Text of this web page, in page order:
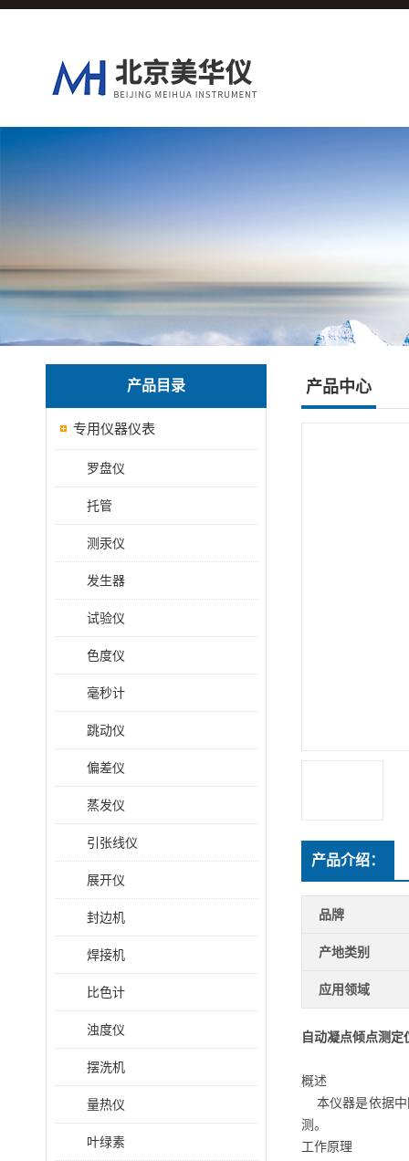
产品目录
专用仪器仪表
罗盘仪
托管
测汞仪
发生器
试验仪
色度仪
毫秒计
跳动仪
偏差仪
蒸发仪
引张线仪
展开仪
封边机
焊接机
比色计
浊度仪
摆洗机
量热仪
叶绿素
产品中心
产品介绍：
品牌
产地类别
应用领域
自动凝点倾点测定
概述
本仪器是依据
测。
工作原理